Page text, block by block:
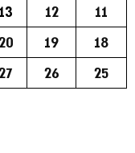
11
12
13
18
19
25
26